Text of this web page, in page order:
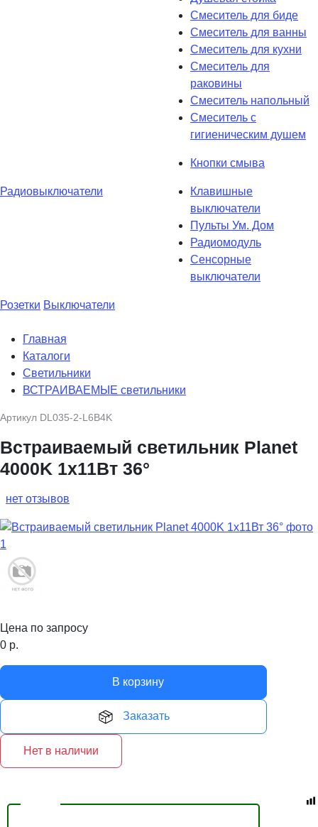
Смеситель для биде
Смеситель для ванны
Смеситель для кухни
Смеситель для
раковины
Смеситель напольный
Смеситель с
гигиеническим душем
Кнопки смыва
Радиовыключатели
Клавишные
выключатели
Пульты Ум. Дом
Радиомодуль
Сенсорные
выключатели
Розетки Выключатели
Главная
Каталоги
Светильники
ВСТРАИВАЕМЫЕ светильники
Артикул DL035-2-L6B4K
Встраиваемый светильник Planet
4000K 1x11Вт 36°
нет отзывов
Цена по запросу
0 р.
В корзину
Заказать
Нет в наличии